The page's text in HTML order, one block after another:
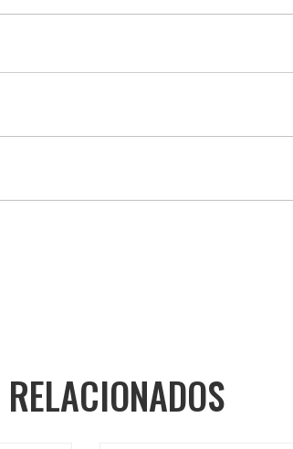
RELACIONADOS